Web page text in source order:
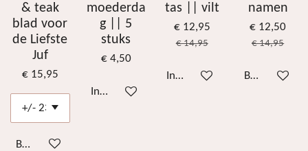
& teak
blad voor
de Liefste
Juf
€ 15,95
Bekijk details
moederda
g || 5
stuks
€ 4,50
In winkelwagen
tas || vilt
€ 12,95
€ 14,95
In winkelwagen
namen
€ 12,50
€ 14,95
Bekijk details